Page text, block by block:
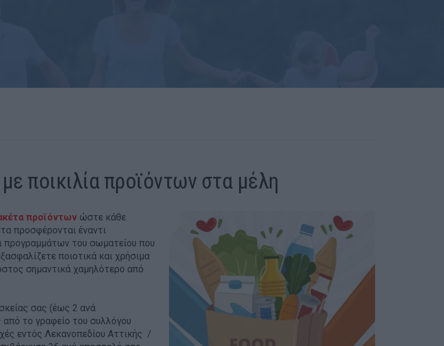
ποικιλία προϊόντων στα μέλη
προϊόντων ώστε κάθε
προσφέρονται έναντι
προγραμμάτων του σωματείου που
ποιοτικά και χρήσιμα
σημαντικά χαμηλότερο από
σας (έως 2 ανά
από το γραφείο του συλλόγου
εντός Λεκανοπεδίου Αττικής /